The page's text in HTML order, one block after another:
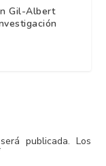
Gil-Albert
publicada. Los